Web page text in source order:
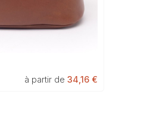
à partir de 34,16 €